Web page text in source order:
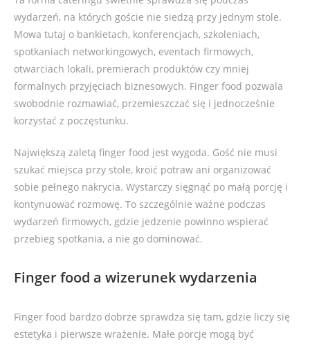
wydarzeń, na których goście nie siedzą przy jednym stole.
Mowa tutaj o bankietach, konferencjach, szkoleniach,
spotkaniach networkingowych, eventach firmowych,
otwarciach lokali, premierach produktów czy mniej
formalnych przyjęciach biznesowych. Finger food pozwala
swobodnie rozmawiać, przemieszczać się i jednocześnie
korzystać z poczęstunku.
Największą zaletą finger food jest wygoda. Gość nie musi
szukać miejsca przy stole, kroić potraw ani organizować
sobie pełnego nakrycia. Wystarczy sięgnąć po małą porcję i
kontynuować rozmowę. To szczególnie ważne podczas
wydarzeń firmowych, gdzie jedzenie powinno wspierać
przebieg spotkania, a nie go dominować.
Finger food a wizerunek wydarzenia
Finger food bardzo dobrze sprawdza się tam, gdzie liczy się
estetyka i pierwsze wrażenie. Małe porcje mogą być